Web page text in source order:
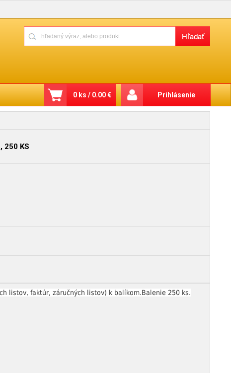
Prihlásenie
0 ks / 0.00 €
250 KS
listov, faktúr, záručných listov) k balíkom.Balenie 250 ks.